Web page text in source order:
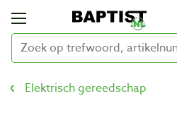
Elektrisch gereedschap